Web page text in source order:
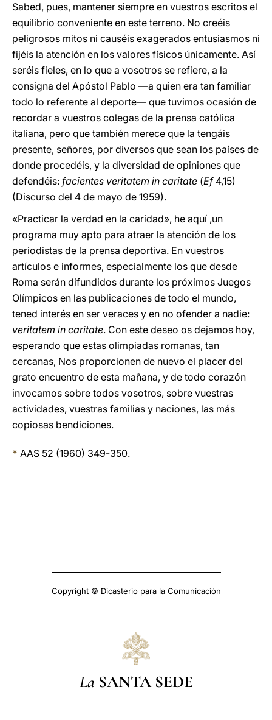
Sabed, pues, mantener siempre en vuestros escritos el
equilibrio conveniente en este terreno. No creéis
peligrosos mitos ni causéis exagerados entusiasmos ni
fijéis la atención en los valores físicos únicamente. Así
seréis fieles, en lo que a vosotros se refiere, a la
consigna del Apóstol Pablo —a quien era tan familiar
todo lo referente al deporte— que tuvimos ocasión de
recordar a vuestros colegas de la prensa católica
italiana, pero que también merece que la tengáis
presente, señores, por diversos que sean los países de
donde procedéis, y la diversidad de opiniones que
defendéis: facientes veritatem in caritate (Ef4,15)
(Discurso del 4 de mayo de 1959).
«Practicar la verdad en la caridad», he aquí ,un
programa muy apto para atraer la atención de los
periodistas de la prensa deportiva. En vuestros
artículos e informes, especialmente los que desde
Roma serán difundidos durante los próximos Juegos
Olímpicos en las publicaciones de todo el mundo,
tened interés en ser veraces y en no ofender a nadie:
veritatem in caritate. Con este deseo os dejamos hoy,
esperando que estas olimpiadas romanas, tan
cercanas, Nos proporcionen de nuevo el placer del
grato encuentro de esta mañana, y de todo corazón
invocamos sobre todos vosotros, sobre vuestras
actividades, vuestras familias y naciones, las más
copiosas bendiciones.
* AAS 52 (1960) 349-350.
Copyright © Dicasterio para la Comunicación
La SANTA SEDE